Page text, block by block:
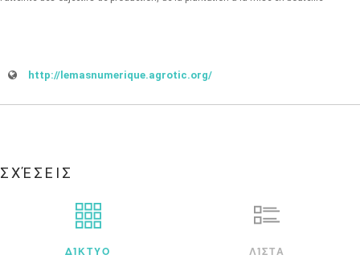
http://lemasnumerique.agrotic.org/
ΣΧΈΣΕΙΣ
ΔΊΚΤΥΟ ΛΊΣΤΑ